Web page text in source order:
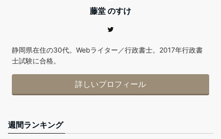
藤堂 のすけ
静岡県在住の30代。Webライター／行政書士。2017年行政書
士試験に合格。
詳しいプロフィール
週間ランキング